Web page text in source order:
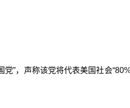
”，声称该党将代表美国社会